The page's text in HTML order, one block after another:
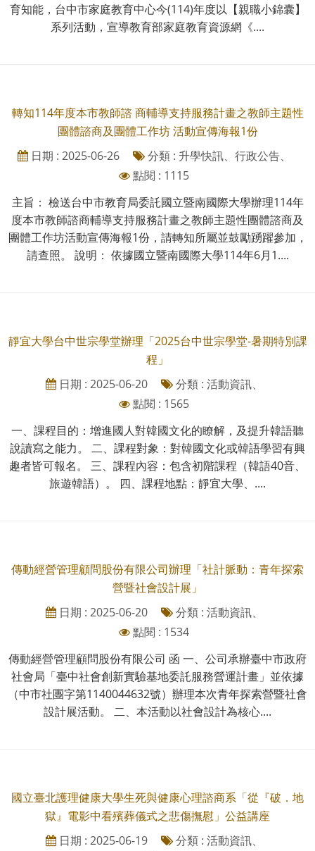
育知能，台中市家庭教育中心今(114)年度以【親職小錦囊】
系列活動，宣導教育部家庭教育資源網《....
轉知114年度本市教師諮 商輔導支持服務計畫之教師主題性
團體諮商及團體工作坊 活動宣傳海報1份
日期 : 2025-06-26
分類 : 升學快訊、行政公告、
點閱 : 1115
主旨： 檢送台中市教育局委託國立暨南國際大學辦理114年
度本市教師諮商輔導支持服務計畫之教師主題性團體諮商及
團體工作坊活動宣傳海報1份，請轉知所屬並鼓勵踴躍參加，
請查照。 說明： 依據國立暨南國際大學114年6月1....
靜宜大學台中世宗學堂辦理「2025台中世宗學堂-暑期特別課
程」
日期 : 2025-06-20
分類 : 活動資訊、
點閱 : 1565
一、課程目的：增進國人對韓國文化的瞭解，及提升韓語聽
說讀寫之能力。 二、課程對象：對韓國文化或韓語學習有興
趣者皆可報名。 三、課程內容：包含初階課程（韓語40音、
旅遊韓語）。 四、課程地點：靜宜大學、....
傳動經營管理顧問股份有限公司辦理「社計脈動：青年探索
營暨社會設計展」
日期 : 2025-06-20
分類 : 活動資訊、
點閱 : 1534
傳動經營管理顧問股份有限公司 函 一、公司承辦臺中市政府
社會局「臺中社會創新實驗基地委託服務營運計畫」並依據
（中市社團字第1140044632號）辦理本次青年探索營暨社會
設計展活動。 二、本活動以社會設計為核心....
國立臺北護理健康大學生死與健康心理諮商系「從『破．地
獄』電影中看殯葬儀式之悲傷撫慰」公益講座
日期 : 2025-06-19
分類 : 活動資訊、